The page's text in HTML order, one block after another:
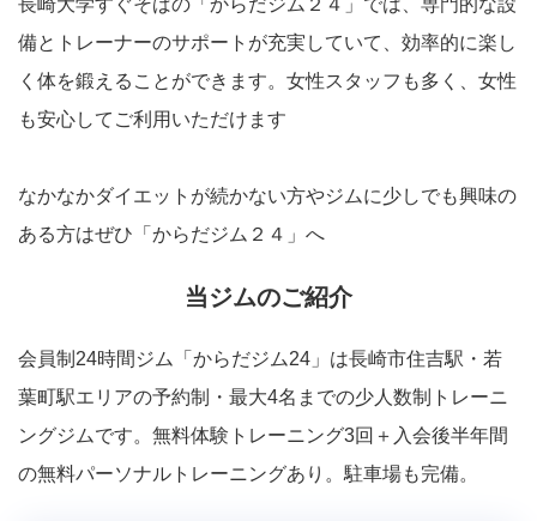
長崎大学すぐそばの「からだジム２４」では、専門的な設
備とトレーナーのサポートが充実していて、効率的に楽し
く体を鍛えることができます。女性スタッフも多く、女性
も安心してご利用いただけます
なかなかダイエットが続かない方やジムに少しでも興味の
ある方はぜひ「からだジム２４」へ
当ジムのご紹介
会員制24時間ジム「からだジム24」は長崎市住吉駅・若
葉町駅エリアの予約制・最大4名までの少人数制トレーニ
ングジムです。無料体験トレーニング3回＋入会後半年間
の無料パーソナルトレーニングあり。駐車場も完備。